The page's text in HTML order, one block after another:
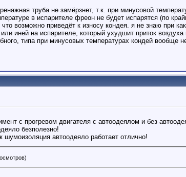
труба не замёрзнет, т.к. при минусовой
в испарителе фреон не будет испарятся (по
возможно приведёт к износу кондея. я не знаю при
иней на испарителе, который ухудшит приток
типа при минусовых температурах кондей вообще
с прогревом двигателя с автоодеялом и без
безполезно!
шумоизоляция автоодеяло работает отлично!